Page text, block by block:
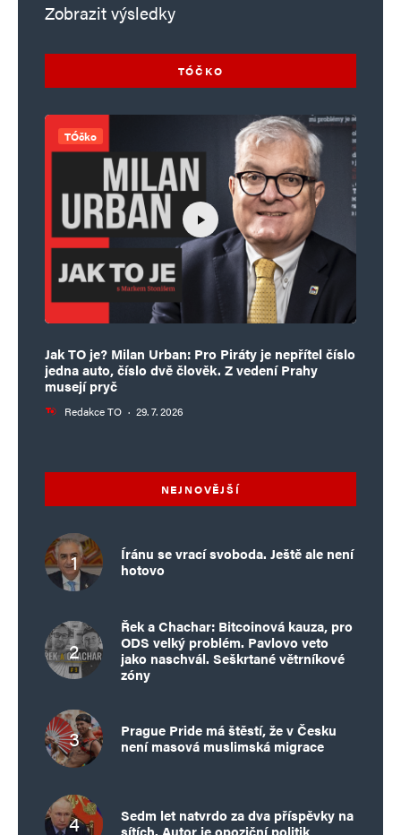
Zobrazit výsledky
TÓČKO
TÓčko
Jak TO je? Milan Urban: Pro Piráty je nepřítel číslo
jedna auto, číslo dvě člověk. Z vedení Prahy
musejí pryč
Redakce TO · 29. 7. 2026
NEJNOVĚJŠÍ
Íránu se vrací svoboda. Ještě ale není
hotovo
Řek a Chachar: Bitcoinová kauza, pro
ODS velký problém. Pavlovo veto
jako naschvál. Seškrtané větrníkové
zóny
Prague Pride má štěstí, že v Česku
není masová muslimská migrace
Sedm let natvrdo za dva příspěvky na
sítích. Autor je opoziční politik